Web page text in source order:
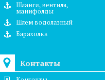
Шланги, вентиля,
манифолды
Шлем водолазный
Барахолка
Контакты